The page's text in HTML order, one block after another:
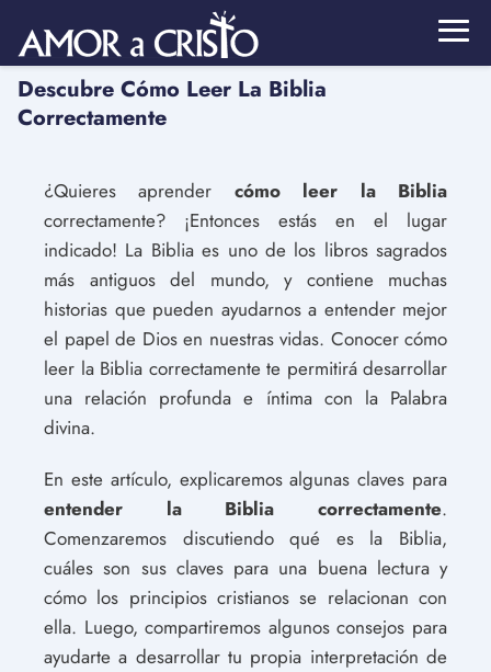
Descubre Cómo Leer La Biblia
Correctamente
¿Quieres aprender cómo leer la Biblia
correctamente? ¡Entonces estás en el lugar
indicado! La Biblia es uno de los libros sagrados
más antiguos del mundo, y contiene muchas
historias que pueden ayudarnos a entender mejor
el papel de Dios en nuestras vidas. Conocer cómo
leer la Biblia correctamente te permitirá desarrollar
una relación profunda e íntima con la Palabra
divina.
En este artículo, explicaremos algunas claves para
entender la Biblia correctamente.
Comenzaremos discutiendo qué es la Biblia,
cuáles son sus claves para una buena lectura y
cómo los principios cristianos se relacionan con
ella. Luego, compartiremos algunos consejos para
ayudarte a desarrollar tu propia interpretación de